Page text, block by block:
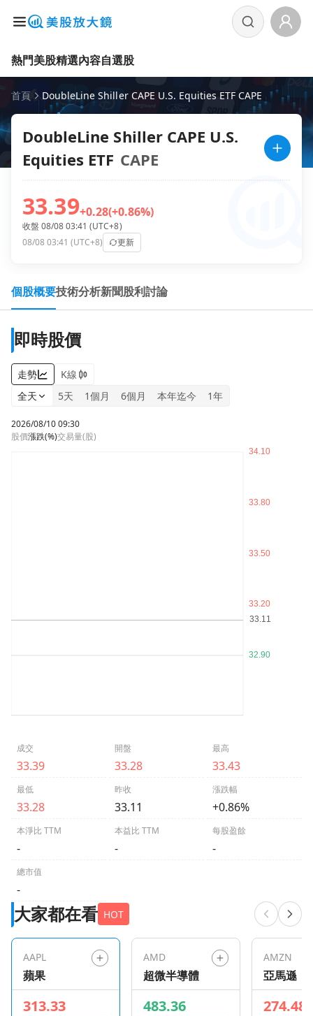
熱門美股精選內容自選股
首頁 DoubleLine Shiller CAPE U.S. Equities ETF CAPE
DoubleLine Shiller CAPE U.S.
Equities ETF CAPE
33.39+0.28(+0.86%)
收盤 08/08 03:41 (UTC+8)
08/08 03:41 (UTC+8)
更新
個股概要技術分析新聞股利討論
即時股價
走勢
K線
全天
5天 1個月 6個月 本年迄今 1年
2026/08/10 09:30
股價漲跌(%)交易量(股)
成交
33.39
開盤
33.28
最高
33.43
最低
33.28
昨收
33.11
漲跌幅
+0.86%
本淨比 TTM
-
本益比 TTM
-
每股盈餘
-
總市值
-
大家都在看 HOT
AAPL
蘋果
313.33
AMD
超微半導體
483.36
AMZN
亞馬遜
274.48